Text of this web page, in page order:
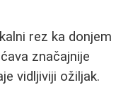
rez ka donjem
značajnije
vidljiviji ožiljak.